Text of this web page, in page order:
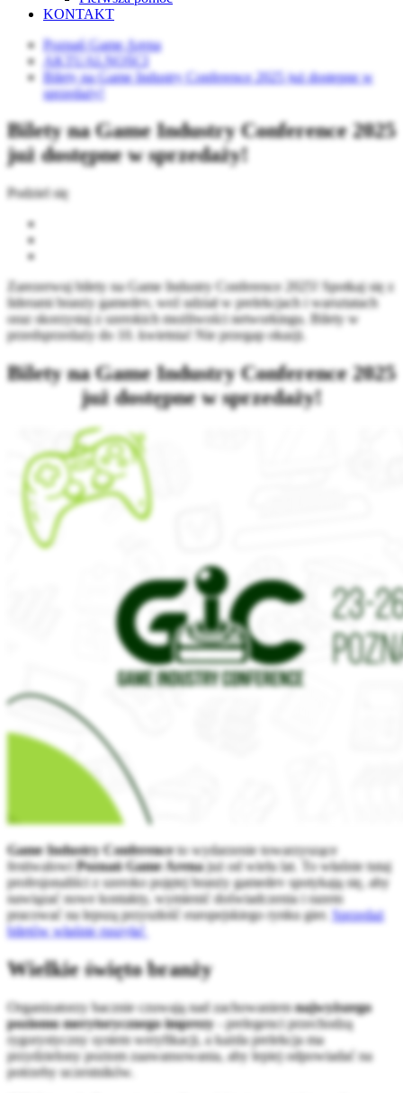
KONTAKT
Poznań Game Arena
AKTUALNOŚCI
Bilety na Game Industry Conference 2025 już dostępne w
sprzedaży!
Bilety na Game Industry Conference 2025
już dostępne w sprzedaży!
Podziel się
Zarezerwuj bilety na Game Industry Conference 2025! Spotkaj się z
liderami branży gamedev, weź udział w prelekcjach i warsztatach
oraz skorzystaj z szerokich możliwości networkingu. Bilety w
przedsprzedaży do 10. kwietnia! Nie przegap okazji.
Bilety na Game Industry Conference 2025
już dostępne w sprzedaży!
Game Industry Conferenceto wydarzenie towarzyszące
festiwalowiPoznań Game Arenajuż od wielu lat. To właśnie tutaj
profesjonaliści z szeroko pojętej branży gamedev spotykają się, aby
nawiązać nowe kontakty, wymienić doświadczenia i razem
pracować na lepszą przyszłość europejskiego rynku gier. Sprzedaż
biletów właśnie ruszyła!
Wielkie święto branży
Organizatorzy bacznie czuwają nad zachowaniemnajwyższego
poziomu merytorycznego imprezy- prelegenci przechodzą
rygorystyczny system weryfikacji, a każda prelekcja ma
przydzielony poziom zaawansowania, aby lepiej odpowiadać na
potrzeby uczestników.